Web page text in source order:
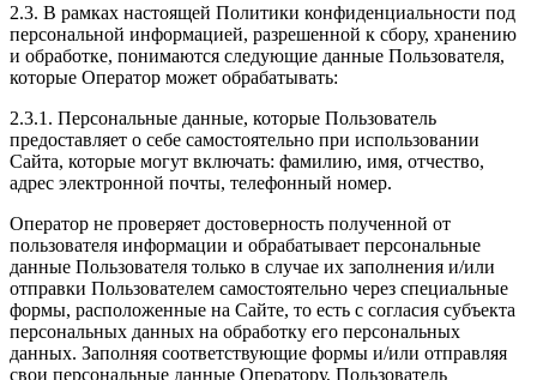
2.3. В рамках настоящей Политики конфиденциальности под
персональной информацией, разрешенной к сбору, хранению
и обработке, понимаются следующие данные Пользователя,
которые Оператор может обрабатывать:
2.3.1. Персональные данные, которые Пользователь
предоставляет о себе самостоятельно при использовании
Сайта, которые могут включать: фамилию, имя, отчество,
адрес электронной почты, телефонный номер.
Оператор не проверяет достоверность полученной от
пользователя информации и обрабатывает персональные
данные Пользователя только в случае их заполнения и/или
отправки Пользователем самостоятельно через специальные
формы, расположенные на Сайте, то есть с согласия субъекта
персональных данных на обработку его персональных
данных. Заполняя соответствующие формы и/или отправляя
свои персональные данные Оператору, Пользователь